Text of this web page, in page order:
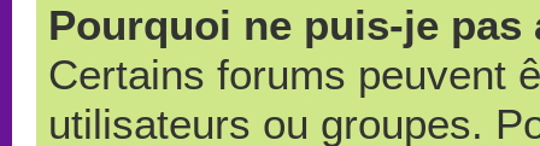
Pourquoi ne puis-je
Certains forums peuvent
utilisateurs ou groupes.